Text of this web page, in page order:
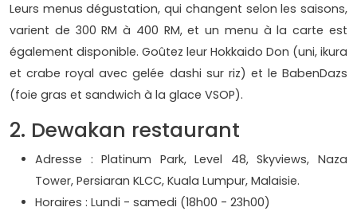
Leurs menus dégustation, qui changent selon les saisons,
varient de 300 RM à 400 RM, et un menu à la carte est
également disponible. Goûtez leur Hokkaido Don (uni, ikura
et crabe royal avec gelée dashi sur riz) et le BabenDazs
(foie gras et sandwich à la glace VSOP).
2. Dewakan restaurant
Adresse : Platinum Park, Level 48, Skyviews, Naza
Tower, Persiaran KLCC, Kuala Lumpur, Malaisie.
Horaires : Lundi - samedi (18h00 - 23h00)